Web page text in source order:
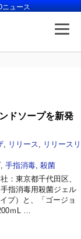
ニュース
ドソープを新発
リリース
リリースリ
, 手指消毒 殺菌
：東京都千代田区、
指消毒用殺菌ジェル
プ）と、「ゴージョ
ｍL …